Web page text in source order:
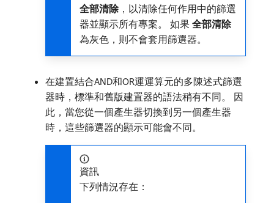
全部清除，以清除任何作用中的篩選
器並顯示所有專案。 如果​ 全部清除​
為灰色，則不會套用篩選器。
在建置結合AND和OR運運算元的多陳述式篩選
器時，標準和舊版建置器的語法稍有不同。 因
此，當您從一個產生器切換到另一個產生器
時，這些篩選器的顯示可能會不同。
資訊
下列情況存在：